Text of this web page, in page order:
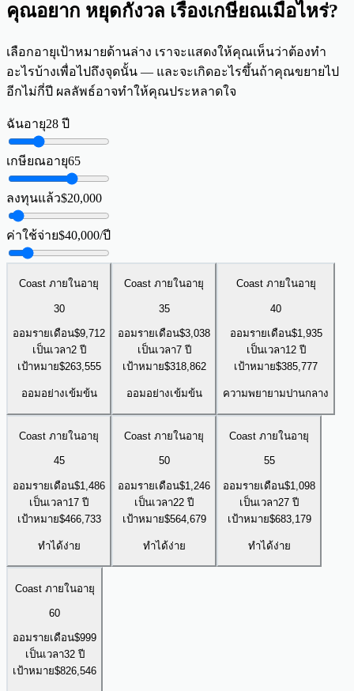
คุณอยาก หยุดกังวล เรื่องเกษียณเมื่อไหร่?
เลือกอายุเป้าหมายด้านล่าง เราจะแสดงให้คุณเห็นว่าต้องทำ
อะไรบ้างเพื่อไปถึงจุดนั้น — และจะเกิดอะไรขึ้นถ้าคุณขยายไป
อีกไม่กี่ปี ผลลัพธ์อาจทำให้คุณประหลาดใจ
ฉันอายุ28 ปี
เกษียณอายุ65
ลงทุนแล้ว$20,000
ค่าใช้จ่าย$40,000/ปี
Coast ภายในอายุ
30
ออมรายเดือน$9,712
เป็นเวลา2 ปี
เป้าหมาย$263,555
ออมอย่างเข้มข้น
Coast ภายในอายุ
35
ออมรายเดือน$3,038
เป็นเวลา7 ปี
เป้าหมาย$318,862
ออมอย่างเข้มข้น
Coast ภายในอายุ
40
ออมรายเดือน$1,935
เป็นเวลา12 ปี
เป้าหมาย$385,777
ความพยายามปานกลาง
Coast ภายในอายุ
45
ออมรายเดือน$1,486
เป็นเวลา17 ปี
เป้าหมาย$466,733
ทำได้ง่าย
Coast ภายในอายุ
50
ออมรายเดือน$1,246
เป็นเวลา22 ปี
เป้าหมาย$564,679
ทำได้ง่าย
Coast ภายในอายุ
55
ออมรายเดือน$1,098
เป็นเวลา27 ปี
เป้าหมาย$683,179
ทำได้ง่าย
Coast ภายในอายุ
60
ออมรายเดือน$999
เป็นเวลา32 ปี
เป้าหมาย$826,546